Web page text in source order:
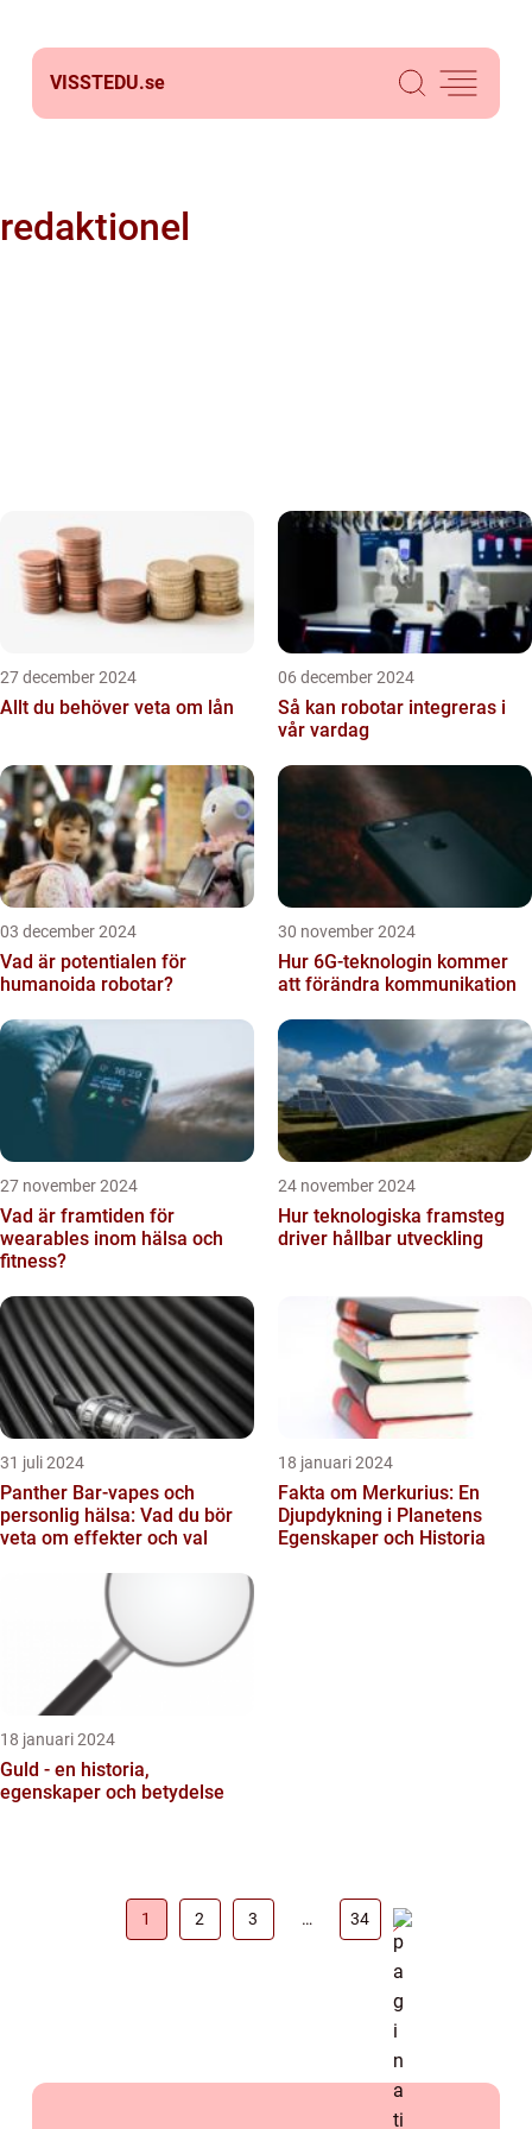
VISSTEDU.se
redaktionel
27 december 2024
Allt du behöver veta om lån
06 december 2024
Så kan robotar integreras i
vår vardag
03 december 2024
Vad är potentialen för
humanoida robotar?
30 november 2024
Hur 6G-teknologin kommer
att förändra kommunikation
27 november 2024
Vad är framtiden för
wearables inom hälsa och
fitness?
24 november 2024
Hur teknologiska framsteg
driver hållbar utveckling
31 juli 2024
Panther Bar-vapes och
personlig hälsa: Vad du bör
veta om effekter och val
18 januari 2024
Fakta om Merkurius: En
Djupdykning i Planetens
Egenskaper och Historia
18 januari 2024
Guld - en historia,
egenskaper och betydelse
1 2 3 … 34